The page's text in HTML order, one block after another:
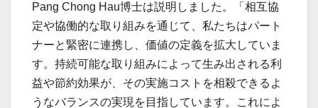
Pang Chong Hau博士は説明しました。「相互協
定や協働的な取り組みを通じて、私たちはパート
ナーと緊密に連携し、価値の定義を拡大していま
す。持続可能な取り組みによって生み出される利
益や節約効果が、その実施コストを相殺できるよ
うなバランスの実現を目指しています。これによ